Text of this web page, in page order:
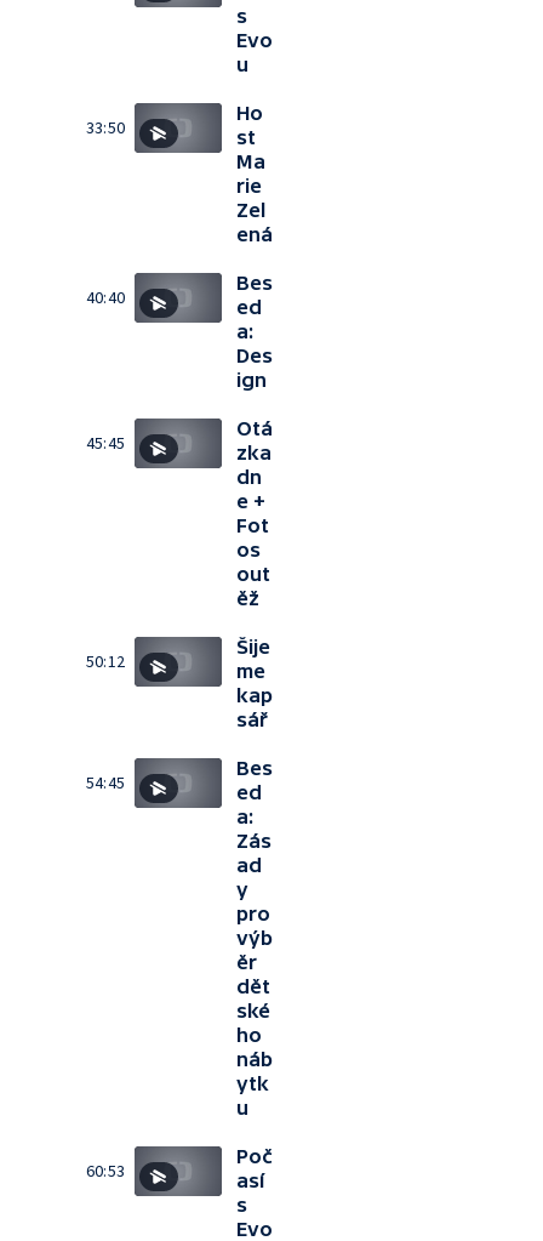
s
Evo
u
33:50
Ho
st
Ma
rie
Zel
ená
40:40
Bes
ed
a:
Des
ign
45:45
Otá
zka
dn
e +
Fot
os
out
ěž
50:12
Šije
me
kap
sář
54:45
Bes
ed
a:
Zás
ad
y
pro
výb
ěr
dět
ské
ho
náb
ytk
u
60:53
Poč
así
s
Evo